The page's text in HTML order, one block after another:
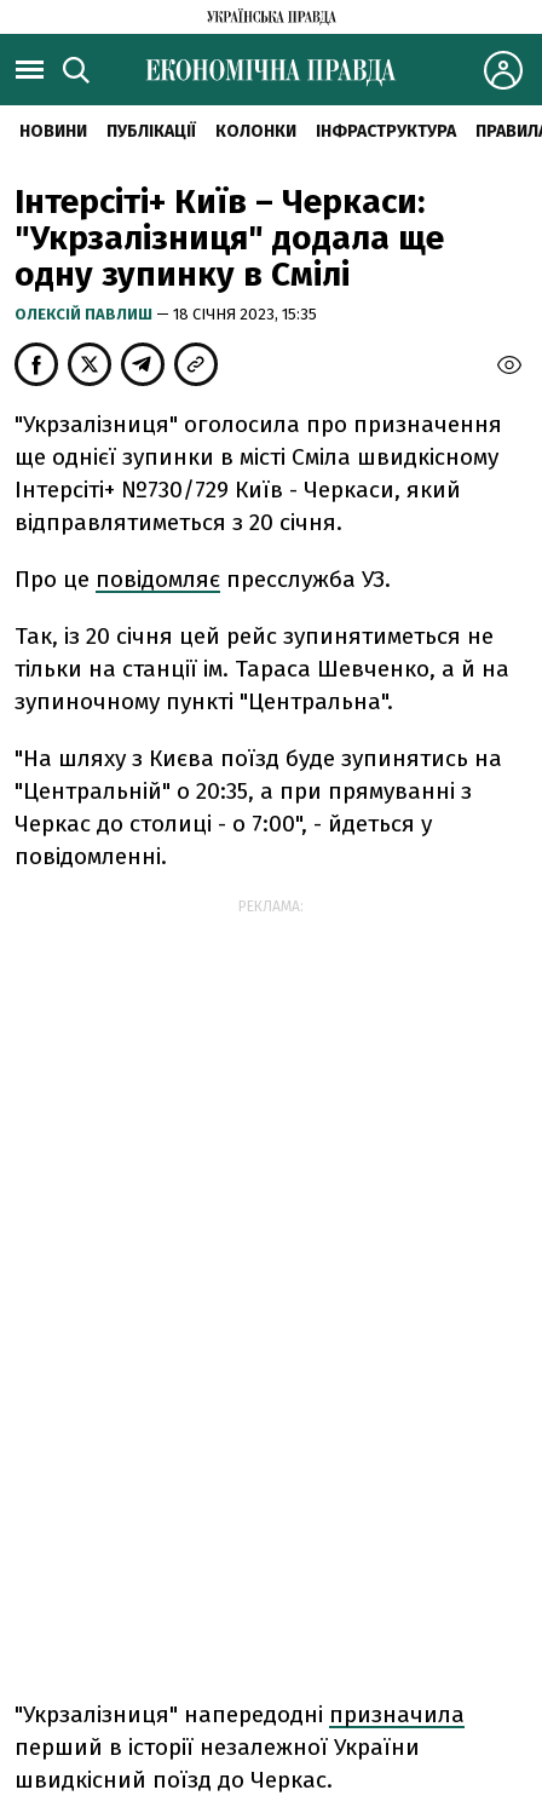
НОВИНИ ПУБЛІКАЦІЇ КОЛОНКИ ІНФРАСТРУКТУРА
Інтерсіті+ Київ – Черкаси:
"Укрзалізниця" додала ще
одну зупинку в Смілі
ОЛЕКСІЙ ПАВЛИШ — 18 СІЧНЯ 2023, 15:35
"Укрзалізниця" оголосила про призначення
ще однієї зупинки в місті Сміла швидкісному
Інтерсіті+ №730/729 Київ - Черкаси, який
відправлятиметься з 20 січня.
Про це повідомляє пресслужба УЗ.
Так, із 20 січня цей рейс зупинятиметься не
тільки на станції ім. Тараса Шевченко, а й на
зупиночному пункті "Центральна".
"На шляху з Києва поїзд буде зупинятись на
"Центральній" о 20:35, а при прямуванні з
Черкас до столиці - о 7:00", - йдеться у
повідомленні.
РЕКЛАМА:
"Укрзалізниця" напередодні призначила
перший в історії незалежної України
швидкісний поїзд до Черкас.